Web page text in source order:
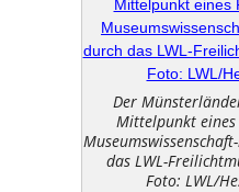
Der
Mittelpunkt eines
das LWL-
Foto: LWL/